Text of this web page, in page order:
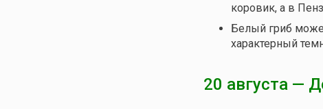
коровик, а в
Белый гриб
характерный
20 августа —